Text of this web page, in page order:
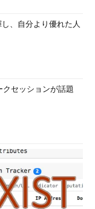
、自分より優れた人
クセッションが話題